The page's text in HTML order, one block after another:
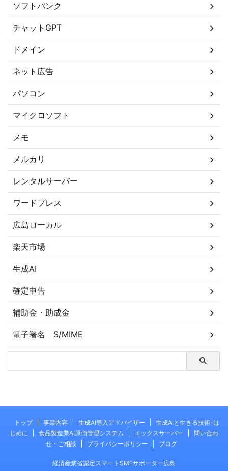
ソフトバンク
チャットGPT
ドメイン
ネット広告
パソコン
マイクロソフト
メモ
メルカリ
レンタルサーバー
ワードプレス
広島ローカル
楽天市場
生成AI
確定申告
補助金・助成金
電子署名 S/MIME
トップ 事業内容 生成AI導入アドバイザー
生成AIと生きる技術-は
じめに
食品製造業AI原価管理システム エックスサーバー
問い合わ
せ・ご相談
プライバシーポリシー ブログ
経済産業省認定スマートSMEサポーター広島